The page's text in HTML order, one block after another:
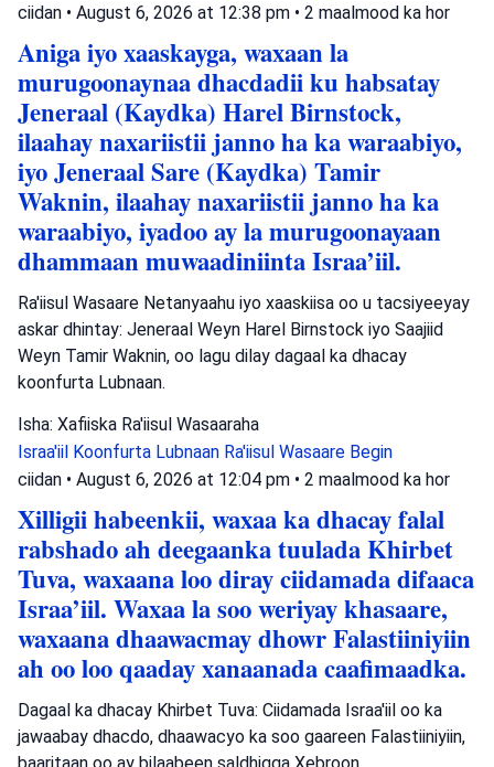
ciidan • August 6, 2026 at 12:38 pm • 2 maalmood ka hor
Aniga iyo xaaskayga, waxaan la
murugoonaynaa dhacdadii ku habsatay
Jeneraal (Kaydka) Harel Birnstock,
ilaahay naxariistii janno ha ka waraabiyo,
iyo Jeneraal Sare (Kaydka) Tamir
Waknin, ilaahay naxariistii janno ha ka
waraabiyo, iyadoo ay la murugoonayaan
dhammaan muwaadiniinta Israa’iil.
Ra'iisul Wasaare Netanyaahu iyo xaaskiisa oo u tacsiyeeyay
askar dhintay: Jeneraal Weyn Harel Birnstock iyo Saajiid
Weyn Tamir Waknin, oo lagu dilay dagaal ka dhacay
koonfurta Lubnaan.
Isha: Xafiiska Ra'iisul Wasaaraha
Israa'iil Koonfurta Lubnaan Ra'iisul Wasaare Begin
ciidan • August 6, 2026 at 12:04 pm • 2 maalmood ka hor
Xilligii habeenkii, waxaa ka dhacay falal
rabshado ah deegaanka tuulada Khirbet
Tuva, waxaana loo diray ciidamada difaaca
Israa’iil. Waxaa la soo weriyay khasaare,
waxaana dhaawacmay dhowr Falastiiniyiin
ah oo loo qaaday xanaanada caafimaadka.
Dagaal ka dhacay Khirbet Tuva: Ciidamada Israa'iil oo ka
jawaabay dhacdo, dhaawacyo ka soo gaareen Falastiiniyiin,